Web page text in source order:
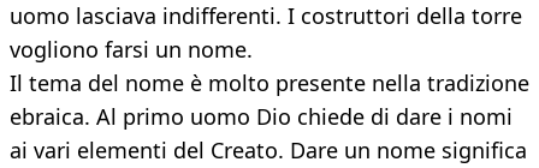
uomo lasciava indifferenti. I costruttori della torre
vogliono farsi un nome.
Il tema del nome è molto presente nella tradizione
ebraica. Al primo uomo Dio chiede di dare i nomi
ai vari elementi del Creato. Dare un nome significa